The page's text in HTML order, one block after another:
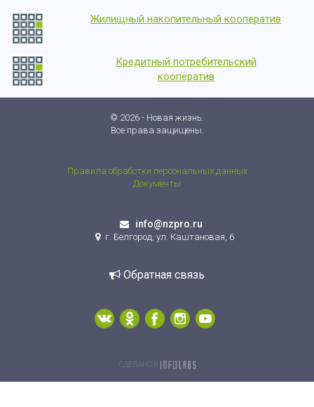
Жилищный накопительный кооператив
Кредитный потребительский
кооператив
© 2026 - Новая жизнь.
Все права защищены.
Правила обработки персональных данных
Документы
info@nzpro.ru
г. Белгород, ул. Каштановая, 6
Обратная связь
СДЕЛАНО В